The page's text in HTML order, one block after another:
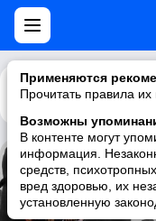
Применяются
Прочитать правила
Возможны
В контенте могут
информация.
средств,
вред здоровью, их
установленную
Каталог
EVP